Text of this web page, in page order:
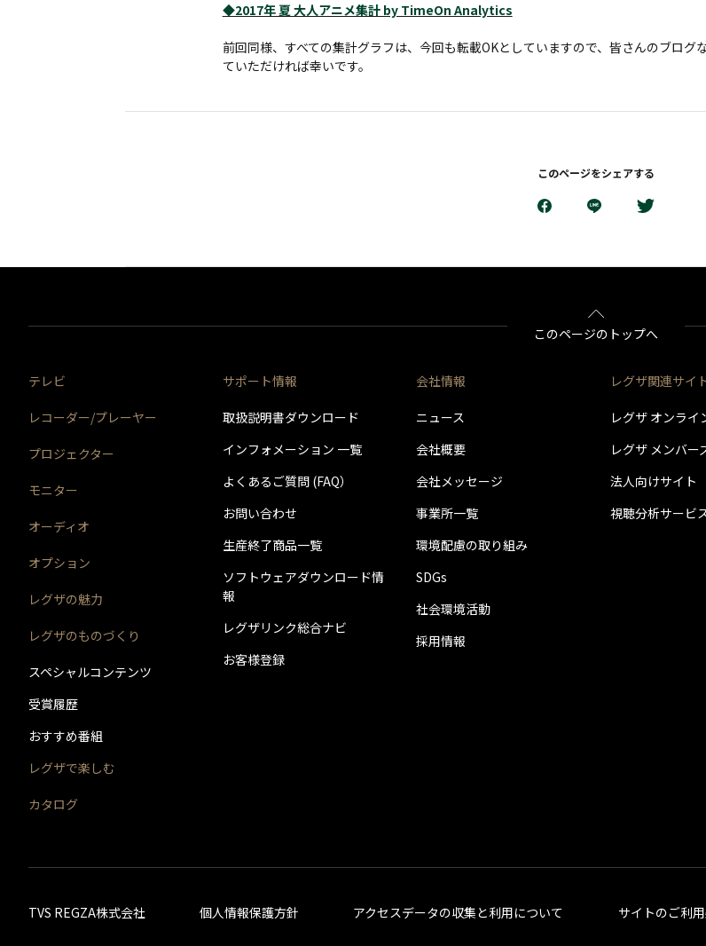
◆2017年 夏 大人アニメ集計 by TimeOn Analytics
前回同様、すべての集計グラフは、今回も転載OKとしていますので、皆さんのブログ
ていただければ幸いです。
このページをシェアする
このページのトップへ
テレビ
レコーダー/プレーヤー
プロジェクター
モニター
オーディオ
オプション
レグザの魅力
レグザのものづくり
スペシャルコンテンツ
受賞履歴
おすすめ番組
レグザで楽しむ
カタログ
サポート情報
取扱説明書ダウンロード
インフォメーション 一覧
よくあるご質問 (FAQ）
お問い合わせ
生産終了商品一覧
ソフトウェアダウンロード情
報
レグザリンク総合ナビ
お客様登録
会社情報
ニュース
会社概要
会社メッセージ
事業所一覧
環境配慮の取り組み
SDGs
社会環境活動
採用情報
レグザ関連サイ
レグザ オンライ
レグザ メンバー
法人向けサイト
視聴分析サービ
TVS REGZA株式会社 個人情報保護方針 アクセスデータの収集と利用について サイトのご利